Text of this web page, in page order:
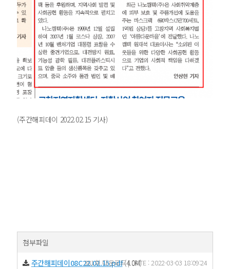
(주간해피데이 2022.02.15 기사)
첨부파일
주간해피데이08C22.02.15.pdf(4.0M)
381회 다운로드 | DATE : 2022-03-03 18:09:24